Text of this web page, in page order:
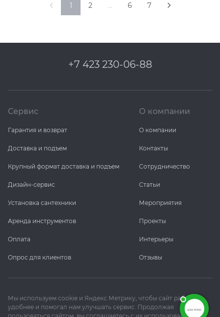
1 2 … 6 7
+7 423 230-06-88
Сервис
Гарантия и возврат
Доставка и подъем
Крупный формат доставка и подъем
Дизайн-сервис
Установка сантехники
Аренда инструментов
Оплата
Опрос для клиентов
О компании
О компании
Контакты
Сотрудничество
Статьи
Мероприятия
Проекты
Интерьеры
Отзывы
Мы используем cookie и Яндекс Метрику, чтобы сайт работал
удобнее и помогал нам улучшать сервис. Продолжая